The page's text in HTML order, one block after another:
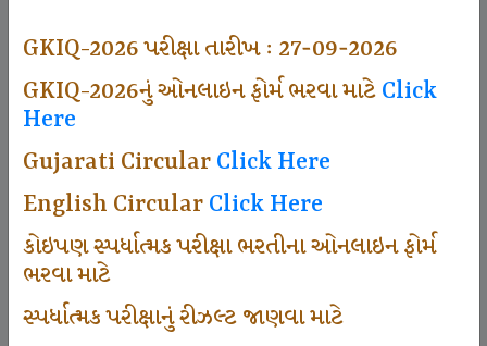
GKIQ-2026 પરીક્ષા તારીખ : 27-09-2026
GKIQ-2026નું ઓનલાઇન ફોર્મ ભરવા માટેClick
Here
Gujarati CircularClick Here
English CircularClick Here
કોઇપણ સ્પર્ધાત્મક પરીક્ષા ભરતીના ઓનલાઇન ફોર્મ
ભરવા માટે
સ્પર્ધાત્મક પરીક્ષાનું રીઝલ્ટ જાણવા માટે
494
665
Sarvottam Karkirdi Subscripton